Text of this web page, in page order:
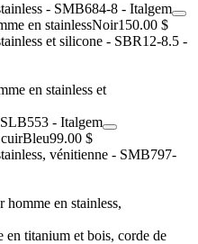
en stainlessNoir150.00 $
en stainless et
Bleu99.00 $
homme en stainless,